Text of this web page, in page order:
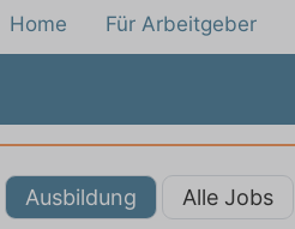
Home Für Arbeitgeber
Ausbildung Alle Jobs